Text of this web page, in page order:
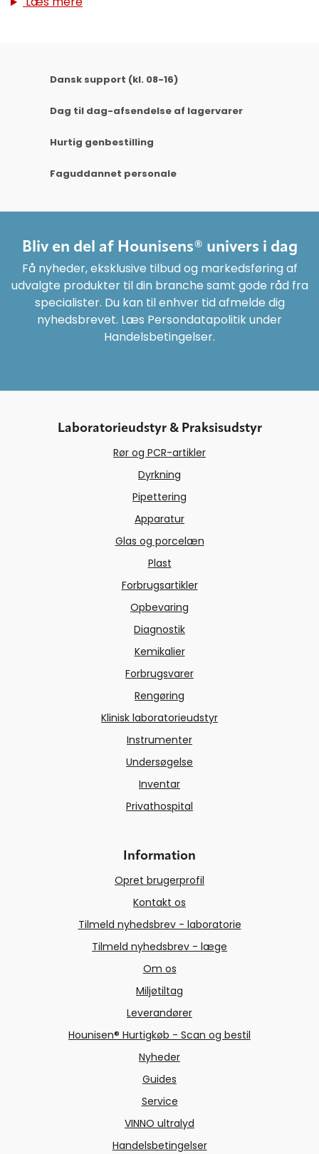
Dansk support (kl. 08-16)
Dag til dag-afsendelse af lagervarer
Hurtig genbestilling
Faguddannet personale
Bliv en del af Hounisens® univers i dag
Få nyheder, eksklusive tilbud og markedsføring af
udvalgte produkter til din branche samt gode råd fra
specialister. Du kan til enhver tid afmelde dig
nyhedsbrevet. Læs Persondatapolitik under
Handelsbetingelser.
Laboratorieudstyr & Praksisudstyr
Rør og PCR-artikler
Dyrkning
Pipettering
Apparatur
Glas og porcelæn
Plast
Forbrugsartikler
Opbevaring
Diagnostik
Kemikalier
Forbrugsvarer
Rengøring
Klinisk laboratorieudstyr
Instrumenter
Undersøgelse
Inventar
Privathospital
Information
Opret brugerprofil
Kontakt os
Tilmeld nyhedsbrev - laboratorie
Tilmeld nyhedsbrev - læge
Om os
Miljøtiltag
Leverandører
Hounisen® Hurtigkøb - Scan og bestil
Nyheder
Guides
Service
VINNO ultralyd
Handelsbetingelser